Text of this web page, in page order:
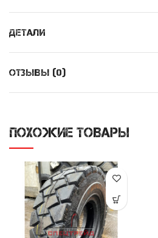
ДЕТАЛИ
ОТЗЫВЫ (0)
ПОХОЖИЕ ТОВАРЫ